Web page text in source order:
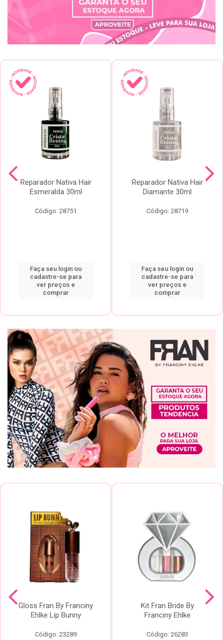
Reparador Nativa Hair
Esmeralda 30ml
Código: 28751
Faça seu login ou
cadastre-se para
ver preços e
comprar
Reparador Nativa Hair
Diamante 30ml
Código: 28719
Faça seu login ou
cadastre-se para
ver preços e
comprar
Gloss Fran By Franciny
Ehlke Lip Bunny
Código: 23289
Kit Fran Bride By
Franciny Ehlke
Código: 26283